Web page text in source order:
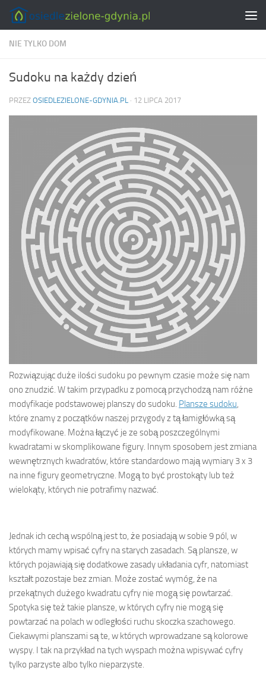
Skip to content
NIE TYLKO DOM
Sudoku na każdy dzień
PRZEZ OSIEDLEZIELONE-GDYNIA.PL · 12 LIPCA 2017
Rozwiązując duże ilości sudoku po pewnym czasie może się nam
ono znudzić. W takim przypadku z pomocą przychodzą nam różne
modyfikacje podstawowej planszy do sudoku. Plansze sudoku,
które znamy z początków naszej przygody z tą łamigłówką są
modyfikowane. Można łączyć je ze sobą poszczególnymi
kwadratami w skomplikowane figury. Innym sposobem jest zmiana
wewnętrznych kwadratów, które standardowo mają wymiary 3 x 3
na inne figury geometryczne. Mogą to być prostokąty lub też
wielokąty, których nie potrafimy nazwać.
Jednak ich cechą wspólną jest to, że posiadają w sobie 9 pól, w
których mamy wpisać cyfry na starych zasadach. Są plansze, w
których pojawiają się dodatkowe zasady układania cyfr, natomiast
kształt pozostaje bez zmian. Może zostać wymóg, że na
przekątnych dużego kwadratu cyfry nie mogą się powtarzać.
Spotyka się też takie plansze, w których cyfry nie mogą się
powtarzać na polach w odległości ruchu skoczka szachowego.
Ciekawymi planszami są te, w których wprowadzane są kolorowe
wyspy. I tak na przykład na tych wyspach można wpisywać cyfry
tylko parzyste albo tylko nieparzyste.